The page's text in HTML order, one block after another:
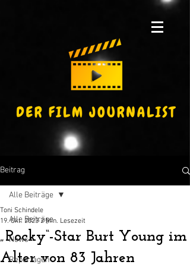
Beitrag
Alle Beiträge
News
Reportagen
Alle Beiträge
„Rocky“-Star Burt Young im
Alter von 83 Jahren
Toni Schindele
19. Okt. 2023 2 Min. Lesezeit